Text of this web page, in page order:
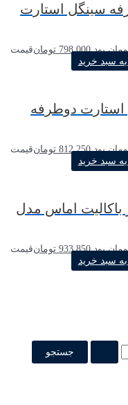
سینگل استارت
798,000 تومانقیمت
سبد خرید
استارت دوطرفه
812,250 تومانقیمت
سبد خرید
باکالیت اماس مدل
933,850 تومانقیمت
به سبد خرید